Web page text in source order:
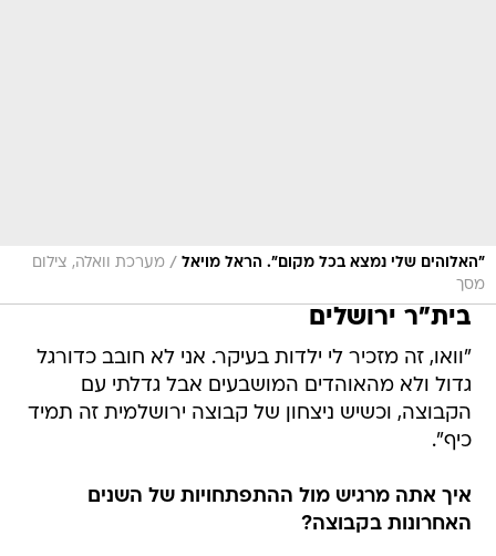
"האלוהים שלי נמצא בכל מקום". הראל מויאל / מערכת וואלה, צילום
מסך
בית"ר ירושלים
"וואו, זה מזכיר לי ילדות בעיקר. אני לא חובב כדורגל
גדול ולא מהאוהדים המושבעים אבל גדלתי עם
הקבוצה, וכשיש ניצחון של קבוצה ירושלמית זה תמיד
כיף".
איך אתה מרגיש מול ההתפתחויות של השנים
האחרונות בקבוצה?